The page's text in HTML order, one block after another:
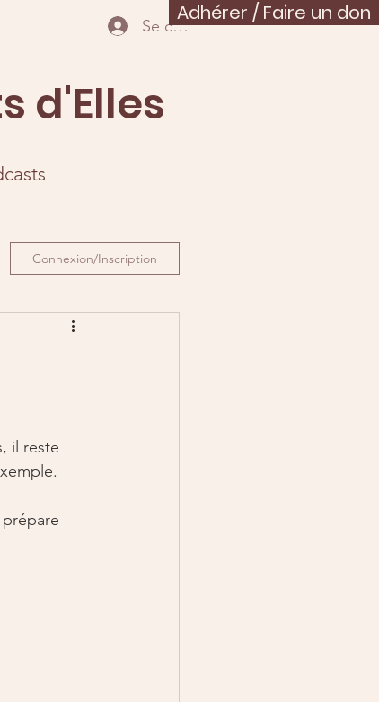
Adhérer / Faire un don
Se connecter
d'Elles
Connexion/Inscription
il reste